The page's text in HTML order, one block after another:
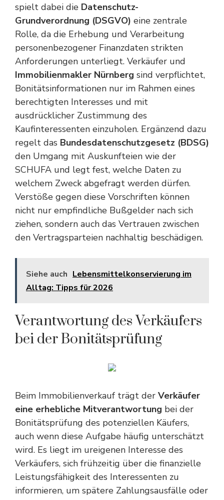
spielt dabei die Datenschutz-
Grundverordnung (DSGVO) eine zentrale
Rolle, da die Erhebung und Verarbeitung
personenbezogener Finanzdaten strikten
Anforderungen unterliegt. Verkäufer und
Immobilienmakler Nürnberg sind verpflichtet,
Bonitätsinformationen nur im Rahmen eines
berechtigten Interesses und mit
ausdrücklicher Zustimmung des
Kaufinteressenten einzuholen. Ergänzend dazu
regelt das Bundesdatenschutzgesetz (BDSG)
den Umgang mit Auskunfteien wie der
SCHUFA und legt fest, welche Daten zu
welchem Zweck abgefragt werden dürfen.
Verstöße gegen diese Vorschriften können
nicht nur empfindliche Bußgelder nach sich
ziehen, sondern auch das Vertrauen zwischen
den Vertragsparteien nachhaltig beschädigen.
Siehe auch Lebensmittelkonservierung im
Alltag: Tipps für 2026
Verantwortung des Verkäufers
bei der Bonitätsprüfung
Beim Immobilienverkauf trägt der Verkäufer
eine erhebliche Mitverantwortung bei der
Bonitätsprüfung des potenziellen Käufers,
auch wenn diese Aufgabe häufig unterschätzt
wird. Es liegt im ureigenen Interesse des
Verkäufers, sich frühzeitig über die finanzielle
Leistungsfähigkeit des Interessenten zu
informieren, um spätere Zahlungsausfälle oder